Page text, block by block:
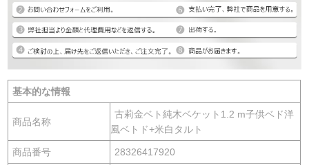
基本的な情報
商品名称
古莉金ベト純木ベケット1.2 m子供ベド洋
風ベトド+米白タルト
商品番号 28326417920